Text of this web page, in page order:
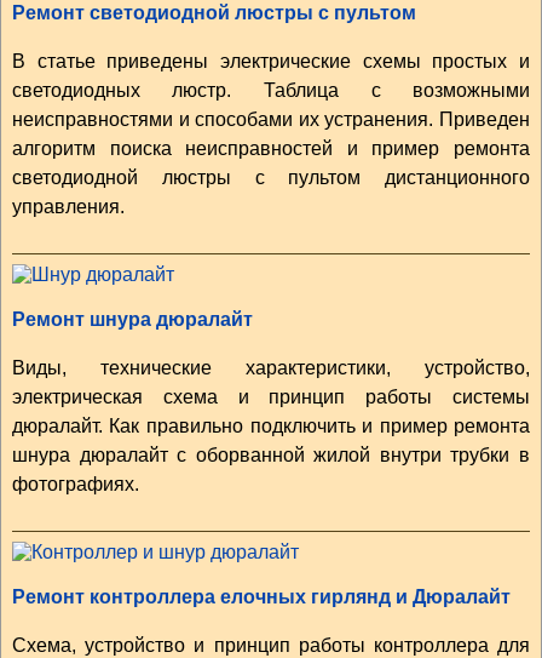
Ремонт светодиодной люстры с пультом
В статье приведены электрические схемы простых и
светодиодных люстр. Таблица с возможными
неисправностями и способами их устранения. Приведен
алгоритм поиска неисправностей и пример ремонта
светодиодной люстры с пультом дистанционного
управления.
Ремонт шнура дюралайт
Виды, технические характеристики, устройство,
электрическая схема и принцип работы системы
дюралайт. Как правильно подключить и пример ремонта
шнура дюралайт с оборванной жилой внутри трубки в
фотографиях.
Ремонт контроллера елочных гирлянд и Дюралайт
Схема, устройство и принцип работы контроллера для